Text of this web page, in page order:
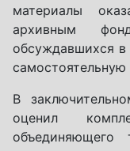
материалы
архивным
обсуждавшихся в
самостоятельную
В
оценил
объединяющего